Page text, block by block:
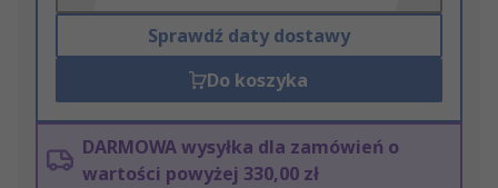
Sprawdź daty dostawy
Do koszyka
DARMOWA wysyłka dla zamówień o
wartości powyżej 330,00 zł